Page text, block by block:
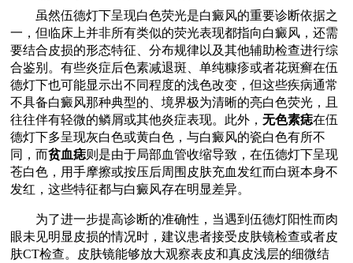
虽然伍德灯下呈现白色荧光是白癜风的重要诊断依据之
一，但临床上并非所有类似的荧光表现都指向白癜风，还需
要结合皮损的形态特征、分布规律以及其他辅助检查进行综
合鉴别。有些炎症后色素减退斑、单纯糠疹或者花斑癣在伍
德灯下也可能显示出不同程度的浅色改变，但这些疾病通常
不具备白癜风那种典型的、境界极为清晰的亮白色荧光，且
往往伴有轻微的鳞屑或其他炎症表现。此外，无色素痣在伍
德灯下多呈现灰白色或黄白色，与白癜风的瓷白色有所不
同，而贫血痣则是由于局部血管收缩导致，在伍德灯下呈现
苍白色，用手摩擦或按压后周围皮肤充血发红而白斑本身不
发红，这些特征都与白癜风存在明显差异。
为了进一步提高诊断的准确性，当遇到伍德灯阳性而肉
眼未见明显皮损的情况时，建议患者接受皮肤镜检查或者皮
肤CT检查。皮肤镜能够放大观察表皮和真皮浅层的细微结